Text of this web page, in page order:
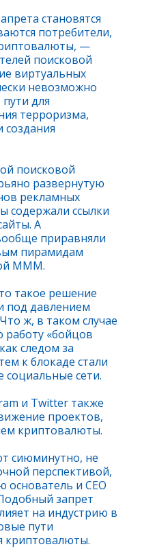
становятся
потребители,
—
поисковой
виртуальных
невозможно
для
терроризма,
создания
поисковой
развернутую
рекламных
содержали ссылки
А
приравняли
пирамидам
МММ.
такое решение
под давлением
ж, в таком случае
«бойцов
следом за
к блокаде стали
социальные сети.
и Twitter также
проектов,
криптовалюты.
сиюминутно, не
перспективой,
и CEO
запрет
на индустрию в
пути
криптовалюты.